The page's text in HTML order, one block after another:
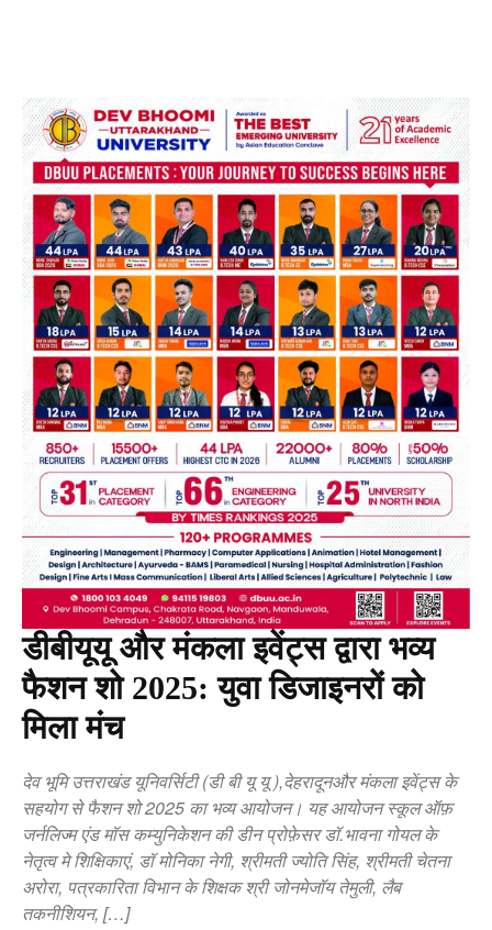
डीबीयूयू और मंकला इवेंट्स द्वारा भव्य
फैशन शो 2025: युवा डिजाइनरों को
मिला मंच
देव भूमि उत्तराखंड यूनिवर्सिटी (डी बी यू यू ),देहरादूनऔर मंकला इवेंट्स के
सहयोग से फैशन शो 2025 का भव्य आयोजन। यह आयोजन स्कूल ऑफ़
जर्नलिज्म एंड मॉस कम्युनिकेशन की डीन प्रोफ़ेसर डॉ.भावना गोयल के
नेतृत्व मे शिक्षिकाएं, डॉ मोनिका नेगी, श्रीमती ज्योति सिंह, श्रीमती चेतना
अरोरा, पत्रकारिता विभान के शिक्षक श्री जोनमेजॉय तेमुली, लैब
तकनीशियन, […]